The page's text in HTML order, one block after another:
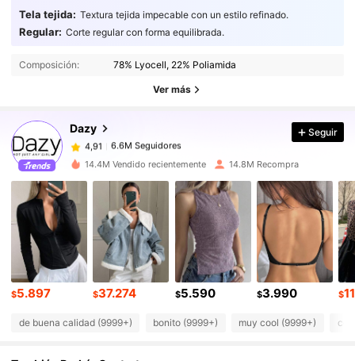
Tela tejida: Textura tejida impecable con un estilo refinado.
Regular: Corte regular con forma equilibrada.
Composición: 78% Lyocell, 22% Poliamida
Ver más
Dazy
4,91 6.6M Seguidores
6.6M Seguidores
4,91
v***s
pagóHace 1 día
4,91 6.6M Seguidores
4,91 6.6M Seguidores
4,91 6.6M Seguidores
6.6M Seguidores
Seguir
14.4M Vendido recientemente 14.8M Recompra
$5.897 $37.274 $5.590 $3.990 $
de buena calidad (9999+) bonito (9999+) muy cool (9999+)